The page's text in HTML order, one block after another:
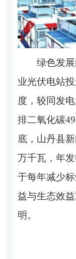
绿色发
业光伏电站
度，较同发
排二氧化碳
底，山丹县
万千瓦，年
于每年减少
益与生态效
明。